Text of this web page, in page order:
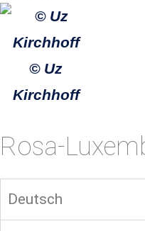
© Uz
Kirchhoff
Rosa-
Deutsch